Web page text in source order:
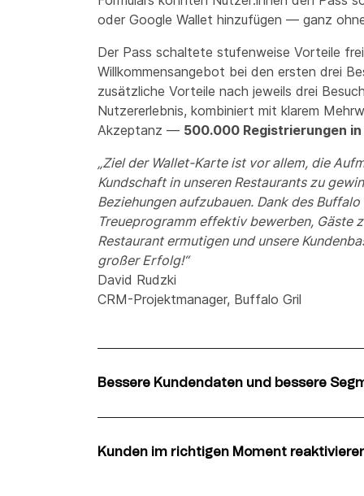
oder Google Wallet hinzufügen — ganz
Der Pass schaltete stufenweise Vorteile
Willkommensangebot bei den ersten drei
zusätzliche Vorteile nach jeweils drei
Nutzererlebnis, kombiniert mit klarem
Akzeptanz — 500.000 Registrierungen
„Ziel der Wallet-Karte ist vor allem, die
Kundschaft in unseren Restaurants zu
Beziehungen aufzubauen. Dank des
Treueprogramm effektiv bewerben, Gäste
Restaurant ermutigen und unsere
großer Erfolg!“
David Rudzki
CRM-Projektmanager, Buffalo Gril
Bessere Kundendaten und bessere
verschaffte Buffalo Grill einen direkten
Kunden im richtigen Moment